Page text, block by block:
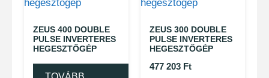
ZEUS 400 DOUBLE
PULSE INVERTERES
HEGESZTŐGÉP
ZEUS 300 DOUBLE
PULSE INVERTERES
HEGESZTŐGÉP
477 203 Ft